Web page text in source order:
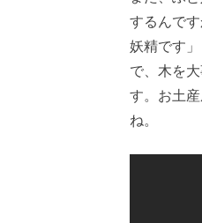
するんで
妖精です
で、木を
す。お土
ね。